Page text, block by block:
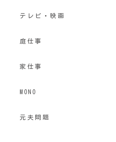
テレビ・映画
庭仕事
家仕事
MONO
元夫問題